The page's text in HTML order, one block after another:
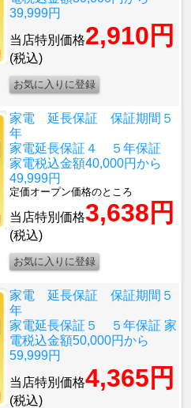
39,999円
当店特別価格2,910円
(税込)
家電 延長保証 保証期間５
年
家電延長保証４ ５年保証
家電税込金額40,000円から
49,999円
定価オープン価格のところ
当店特別価格3,638円
(税込)
家電 延長保証 保証期間５
年
家電延長保証５ ５年保証 家
電税込金額50,000円から
59,999円
当店特別価格4,365円
(税込)